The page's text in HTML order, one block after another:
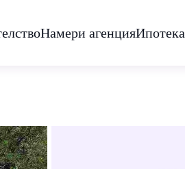
Намери агенцияИпотека